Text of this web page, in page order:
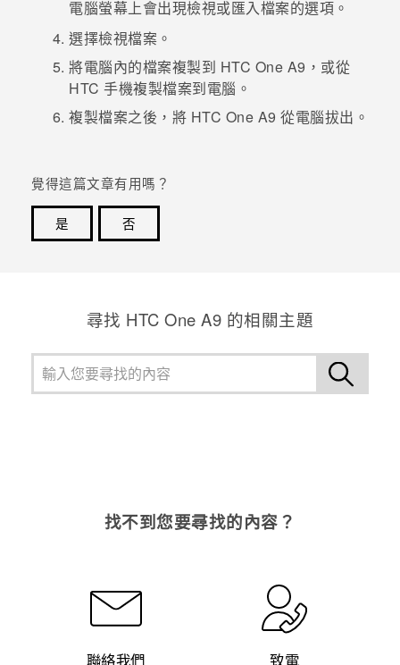
電腦螢幕上會出現檢視或匯入檔案的選項。
選擇檢視檔案。
將電腦內的檔案複製到 HTC One A9 ，或從
HTC 手機複製檔案到電腦。
複製檔案之後，將 HTC One A9 從電腦拔出。
覺得這篇文章有用嗎？
是
否
尋找 HTC One A9 的相關主題
找不到您要尋找的內容？
聯絡我們 致電